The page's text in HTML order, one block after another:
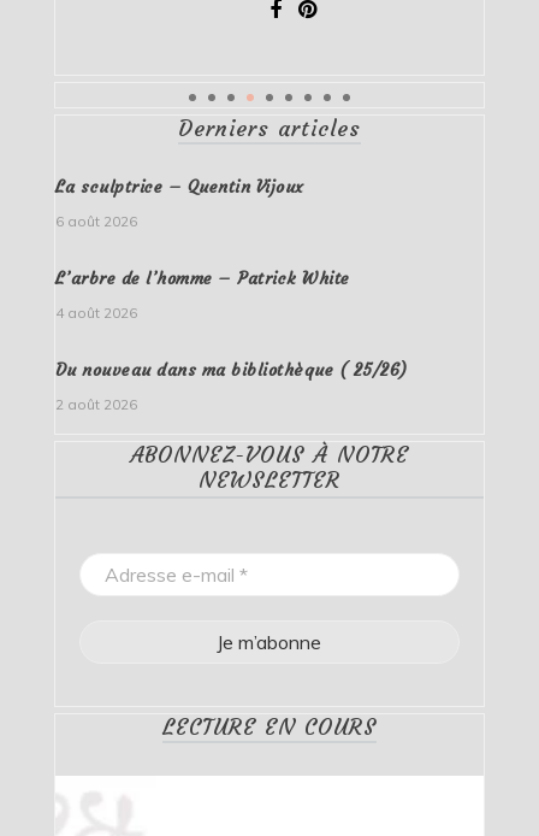
Derniers articles
La sculptrice – Quentin Vijoux
6 août 2026
L’arbre de l’homme – Patrick White
4 août 2026
Du nouveau dans ma bibliothèque ( 25/26)
2 août 2026
ABONNEZ-VOUS À NOTRE
NEWSLETTER
LECTURE EN COURS